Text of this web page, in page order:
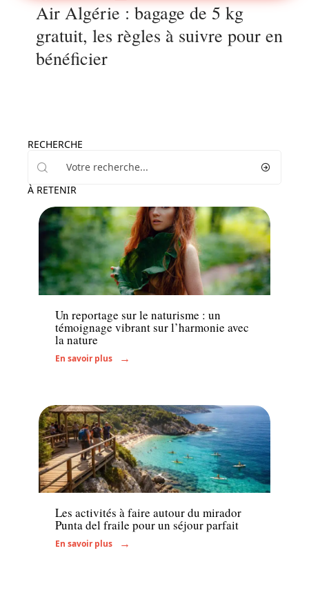
Air Algérie : bagage de 5 kg
gratuit, les règles à suivre pour en
bénéficier
RECHERCHE
À RETENIR
Activités
Un reportage sur le naturisme : un
témoignage vibrant sur l’harmonie avec
la nature
En savoir plus
Activités
Les activités à faire autour du mirador
Punta del fraile pour un séjour parfait
En savoir plus